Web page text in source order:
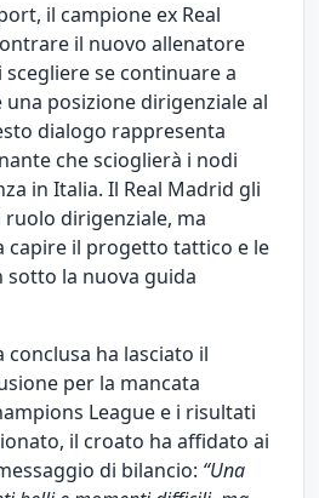
il campione ex Real
il nuovo allenatore
se continuare a
posizione dirigenziale al
dialogo rappresenta
che scioglierà i nodi
in Italia. Il Real Madrid gli
dirigenziale, ma
capire il progetto tattico e le
la nuova guida
conclusa ha lasciato il
per la mancata
League e i risultati
il croato ha affidato ai
di bilancio: “Una